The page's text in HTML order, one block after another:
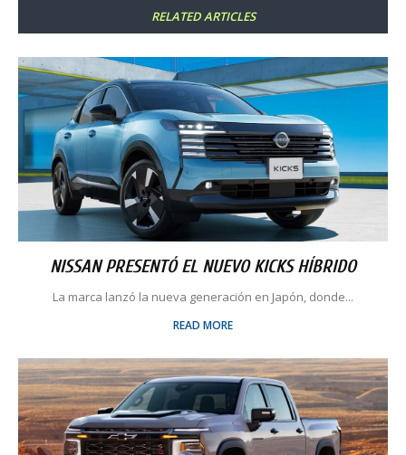
RELATED ARTICLES
NISSAN PRESENTÓ EL NUEVO KICKS HÍBRIDO
La marca lanzó la nueva generación en Japón, donde...
READ MORE